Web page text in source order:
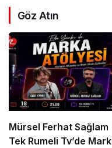
Göz Atın
Mürsel Ferhat Sağlam
Tek Rumeli Tv’de